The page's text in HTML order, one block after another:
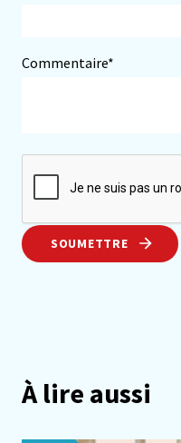
Commentaire*
SOUMETTRE
À lire aussi